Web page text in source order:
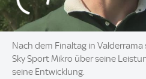
Nach dem Finaltag in
Sky Sport Mikro über seine
seine Entwicklung.